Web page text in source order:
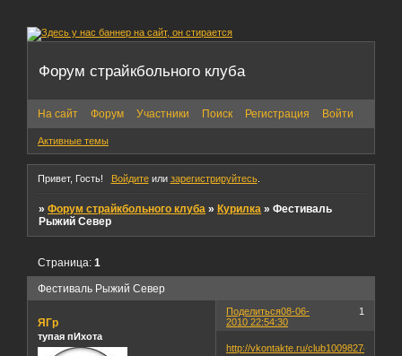
Форум страйкбольного клуба
На сайт Форум Участники Поиск Регистрация Войти
Активные темы
Привет, Гость! Войдитеили зарегистрируйтесь.
»Форум страйкбольного клуба »Курилка »Фестиваль
Рыжий Север
Фестиваль Рыжий Север
Страница:1
Поделиться 1
08-06-
2010 22:54:30
ЯГр
тупая пИхота
http://vkontakte.ru/club10098274